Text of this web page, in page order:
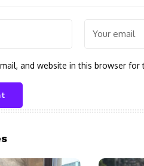
and website in this browser